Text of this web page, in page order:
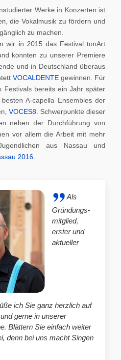
Werke in Konzerten ist
die Vokalmusik zu fördern und
zu machen.
wir in 2015 das Festival tonArt
konnten zu unserer Premiere
und in Deutschland überaus
VOCALDENTE gewinnen. Für
Festivals bereits ein Jahr später
A-capella Ensembles der
VOCES8. Schwerpunkte dieser
neben der Durchführung von
vor allem die Arbeit mit mehr
aus Nassau und
2016
Als
Gründungs-
mitglied,
erster und
aktueller
ich Sie ganz herzlich auf
gerne in unserer
Blättern Sie einfach weiter
denn bei uns macht Singen